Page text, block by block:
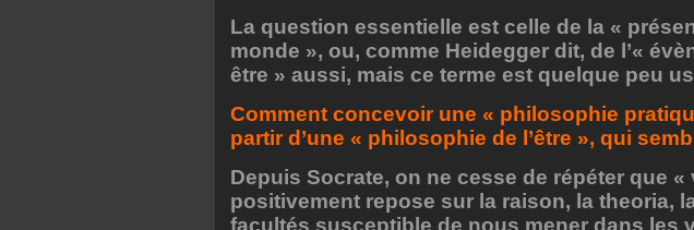
La question essentielle est celle de la «
monde », ou, comme Heidegger dit, de l’«
être » aussi, mais ce terme est quelque peu
Comment concevoir une « philosophie
partir d’une « philosophie de l’être », qui
Depuis Socrate, on ne cesse de répéter que
positivement repose sur la raison, la theoria,
facultés susceptible de nous mener dans les